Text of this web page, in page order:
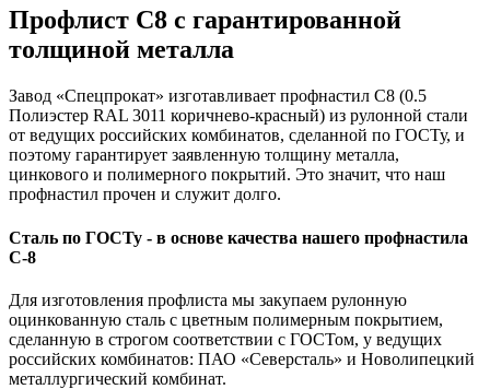
Профлист С8 с гарантированной
толщиной металла
Завод «Спецпрокат» изготавливает профнастил С8 (0.5
Полиэстер RAL 3011 коричнево-красный) из рулонной стали
от ведущих российских комбинатов, сделанной по ГОСТу, и
поэтому гарантирует заявленную толщину металла,
цинкового и полимерного покрытий. Это значит, что наш
профнастил прочен и служит долго.
Сталь по ГОСТу - в основе качества нашего профнастила
C-8
Для изготовления профлиста мы закупаем рулонную
оцинкованную сталь с цветным полимерным покрытием,
сделанную в строгом соответствии с ГОСТом, у ведущих
российских комбинатов: ПАО «Северсталь» и Новолипецкий
металлургический комбинат.